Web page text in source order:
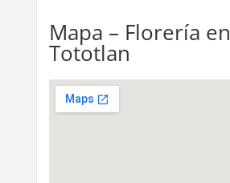
Mapa – Florería en
Tototlan